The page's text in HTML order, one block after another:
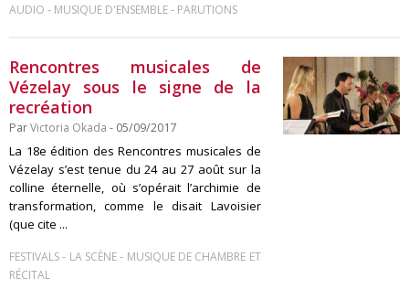
AUDIO - MUSIQUE D'ENSEMBLE- PARUTIONS
Rencontres musicales de
Vézelay sous le signe de la
recréation
ParVictoria Okada - 05/09/2017
La 18e édition des Rencontres musicales de
Vézelay s’est tenue du 24 au 27 août sur la
colline éternelle, où s’opérait l’archimie de
transformation, comme le disait Lavoisier
(que cite ...
FESTIVALS- LA SCÈNE- MUSIQUE DE CHAMBRE ET
RÉCITAL